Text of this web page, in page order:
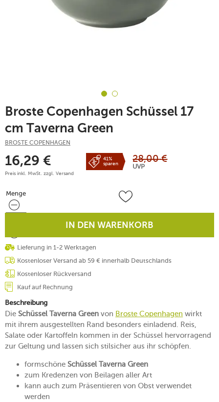
Broste Copenhagen Schüssel 17
cm Taverna Green
BROSTE COPENHAGEN
16,29 €
Preis inkl. MwSt. zzgl. Versand
41%
sparen
28,00 €
UVP
Menge
Menge
IN DEN WARENKORB
Lieferung in 1-2 Werktagen
Kostenloser Versand ab 59 € innerhalb Deutschlands
Kostenloser Rückversand
Kauf auf Rechnung
Beschreibung
Die Schüssel Taverna Green von Broste Copenhagen wirkt
mit ihrem ausgestellten Rand besonders einladend. Reis,
Salate oder Kartoffeln kommen in der Schüssel hervorragend
zur Geltung und lassen sich stilsicher aus ihr schöpfen.
formschöne Schüssel Taverna Green
zum Kredenzen von Beilagen aller Art
kann auch zum Präsentieren von Obst verwendet
werden